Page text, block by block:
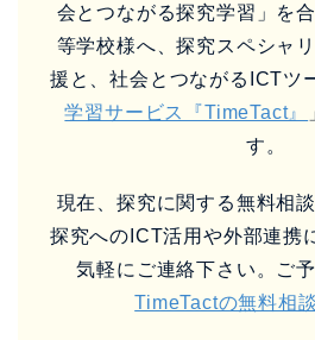
会とつながる探究学習」を
等学校様へ、探究スペシャ
援と、社会とつながるICTツ
学習サービス『TimeTact』
す。
現在、探究に関する無料相
探究へのICT活用や外部連携
気軽にご連絡下さい。ご
TimeTactの無料相